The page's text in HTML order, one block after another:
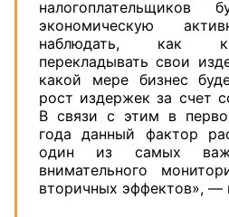
налогоплательщиков
экономическую
наблюдать, как
перекладывать свои
какой мере бизнес
рост издержек за счет
В связи с этим в
года данный фактор
один из самых
внимательного
вторичных эффектов», —